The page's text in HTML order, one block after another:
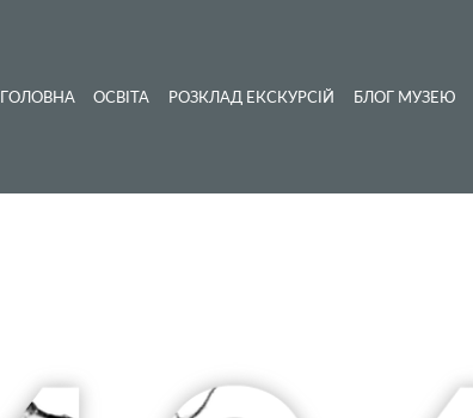
ГОЛОВНА ОСВІТА РОЗКЛАД ЕКСКУРСІЙ БЛОГ МУЗЕЮ